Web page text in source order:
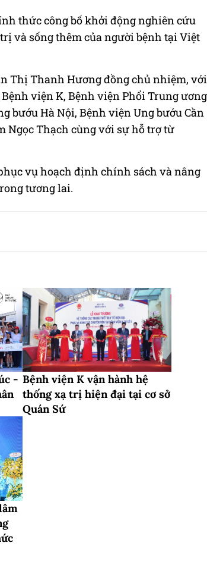
thức công bố khởi động nghiên cứu
và sống thêm của người bệnh tại Việt
Thị Thanh Hương đồng chủ nhiệm, với
viện K, Bệnh viện Phổi Trung
bướu Hà Nội, Bệnh viện Ung bướu Cần
Ngọc Thạch cùng với sự hỗ trợ từ
vụ hoạch định chính sách và nâng
tương lai.
- Bệnh viện K vận hành hệ
thống xạ trị hiện đại tại cơ sở
Quán Sứ